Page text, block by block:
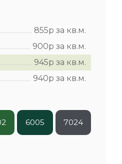
855р за кв.м.
900р за кв.м.
945р за кв.м.
940р за кв.м.
6005 7024